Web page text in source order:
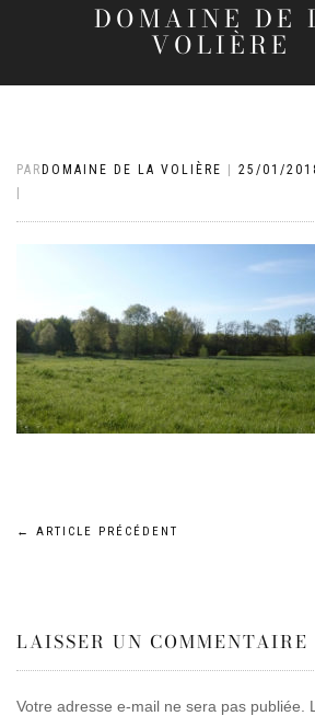
DOMAINE DE
VOLIÈRE
PAR DOMAINE DE LA VOLIÈRE 25/01/
Navigation
l’article
← ARTICLE PRÉCÉDENT
LAISSER UN COMMENTAIRE
Votre adresse e-mail ne sera pas publiée.